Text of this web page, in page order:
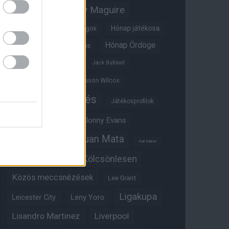
Harry Amass Harry Maguire
Híres magyar Vörös Ördögök Hónap játékosa
Hónap legjobbja szavazás Hónap Ördöge
Hull City Jack Butland
Jason Wilcox
Játékosértékelés Játékosprofilok
Jonny Evans
Juan Mata Karl Darlow
Kölcsönlesen
Közös meccsnézések Lee Grant
Leicester City Leny Yoro Ligakupa
Lisandro Martinez Liverpool